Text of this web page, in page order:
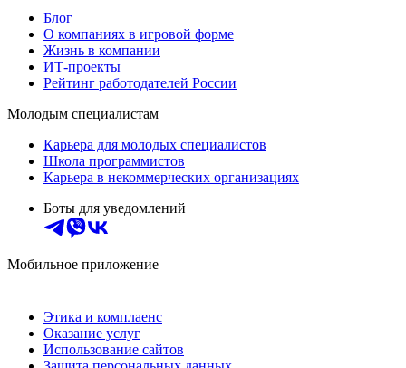
Блог
О компаниях в игровой форме
Жизнь в компании
ИТ-проекты
Рейтинг работодателей России
Молодым специалистам
Карьера для молодых специалистов
Школа программистов
Карьера в некоммерческих организациях
Боты для уведомлений
Мобильное приложение
Этика и комплаенс
Оказание услуг
Использование сайтов